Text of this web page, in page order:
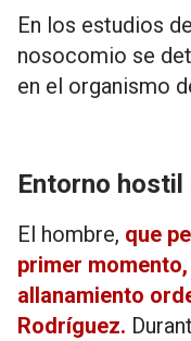
En los estudios
nosocomio se
en el organismo
Entorno
El hombre, que
primer
allanamiento
Rodríguez.